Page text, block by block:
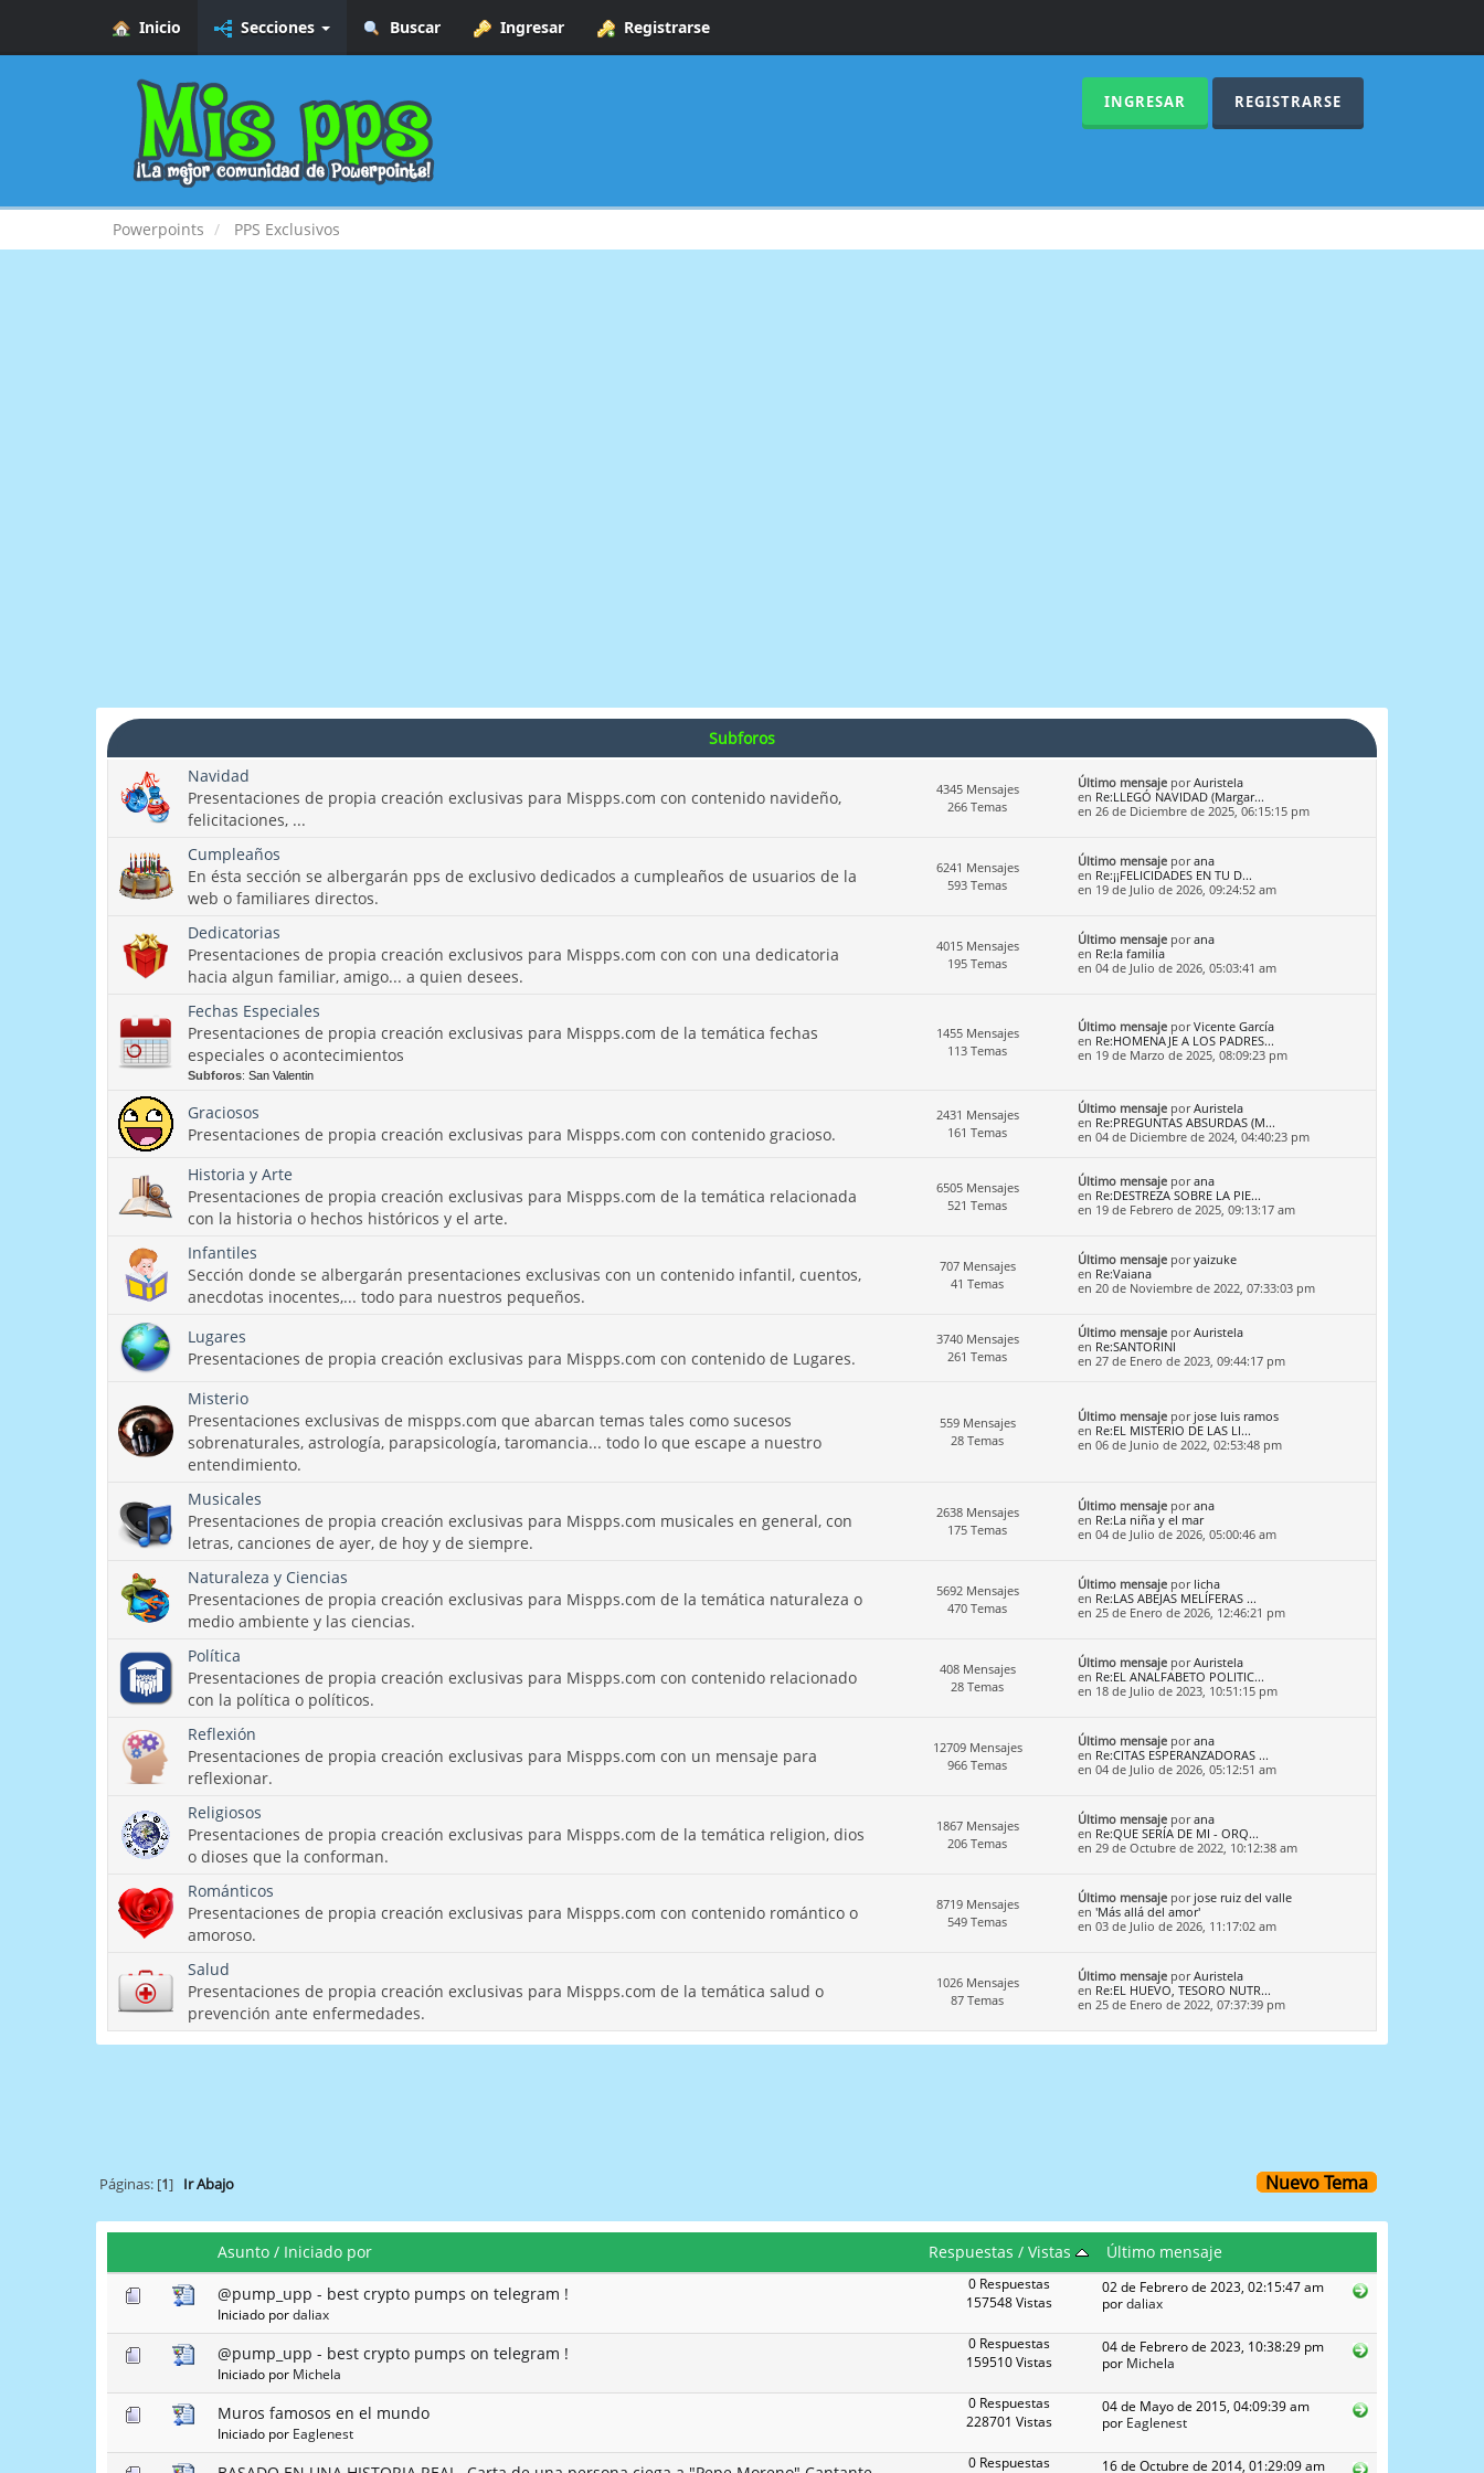
Inicio Secciones Buscar Ingresar Registrarse
INGRESAR REGISTRARSE
Powerpoints PPS Exclusivos
Subforos
Navidad
Presentaciones de propia creación exclusivas para Mispps.com con contenido navideño,
felicitaciones, ...
4345 Mensajes
266 Temas
Último mensaje porAuristela
en Re:LLEGÓ NAVIDAD (Margar...
en 26 de Diciembre de 2025, 06:15:15 pm
Cumpleaños
En ésta sección se albergarán pps de exclusivo dedicados a cumpleaños de usuarios de la
web o familiares directos.
6241 Mensajes
593 Temas
Último mensaje porana
en Re:¡¡FELICIDADES EN TU D...
en 19 de Julio de 2026, 09:24:52 am
Dedicatorias
Presentaciones de propia creación exclusivos para Mispps.com con con una dedicatoria
hacia algun familiar, amigo... a quien desees.
4015 Mensajes
195 Temas
Último mensaje porana
en Re:la familia
en 04 de Julio de 2026, 05:03:41 am
Fechas Especiales
Presentaciones de propia creación exclusivas para Mispps.com de la temática fechas
especiales o acontecimientos
Subforos: San Valentin
1455 Mensajes
113 Temas
Último mensaje porVicente García
en Re:HOMENAJE A LOS PADRES...
en 19 de Marzo de 2025, 08:09:23 pm
Graciosos
Presentaciones de propia creación exclusivas para Mispps.com con contenido gracioso.
2431 Mensajes
161 Temas
Último mensaje porAuristela
en Re:PREGUNTAS ABSURDAS (M...
en 04 de Diciembre de 2024, 04:40:23 pm
Historia y Arte
Presentaciones de propia creación exclusivas para Mispps.com de la temática relacionada
con la historia o hechos históricos y el arte.
6505 Mensajes
521 Temas
Último mensaje porana
en Re:DESTREZA SOBRE LA PIE...
en 19 de Febrero de 2025, 09:13:17 am
Infantiles
Sección donde se albergarán presentaciones exclusivas con un contenido infantil, cuentos,
anecdotas inocentes,... todo para nuestros pequeños.
707 Mensajes
41 Temas
Último mensaje poryaizuke
en Re:Vaiana
en 20 de Noviembre de 2022, 07:33:03 pm
Lugares
Presentaciones de propia creación exclusivas para Mispps.com con contenido de Lugares.
3740 Mensajes
261 Temas
Último mensaje porAuristela
en Re:SANTORINI
en 27 de Enero de 2023, 09:44:17 pm
Misterio
Presentaciones exclusivas de mispps.com que abarcan temas tales como sucesos
sobrenaturales, astrología, parapsicología, taromancia... todo lo que escape a nuestro
entendimiento.
559 Mensajes
28 Temas
Último mensaje por jose luis ramos
en Re:EL MISTERIO DE LAS LI...
en 06 de Junio de 2022, 02:53:48 pm
Musicales
Presentaciones de propia creación exclusivas para Mispps.com musicales en general, con
letras, canciones de ayer, de hoy y de siempre.
2638 Mensajes
175 Temas
Último mensaje porana
en Re:La niña y el mar
en 04 de Julio de 2026, 05:00:46 am
Naturaleza y Ciencias
Presentaciones de propia creación exclusivas para Mispps.com de la temática naturaleza o
medio ambiente y las ciencias.
5692 Mensajes
470 Temas
Último mensaje por licha
en Re:LAS ABEJAS MELÍFERAS ...
en 25 de Enero de 2026, 12:46:21 pm
Política
Presentaciones de propia creación exclusivas para Mispps.com con contenido relacionado
con la política o políticos.
408 Mensajes
28 Temas
Último mensaje porAuristela
en Re:EL ANALFABETO POLITIC...
en 18 de Julio de 2023, 10:51:15 pm
Reflexión
Presentaciones de propia creación exclusivas para Mispps.com con un mensaje para
reflexionar.
12709 Mensajes
966 Temas
Último mensaje porana
en Re:CITAS ESPERANZADORAS ...
en 04 de Julio de 2026, 05:12:51 am
Religiosos
Presentaciones de propia creación exclusivas para Mispps.com de la temática religion, dios
o dioses que la conforman.
1867 Mensajes
206 Temas
Último mensaje porana
en Re:QUE SERÍA DE MI - ORQ...
en 29 de Octubre de 2022, 10:12:38 am
Románticos
Presentaciones de propia creación exclusivas para Mispps.com con contenido romántico o
amoroso.
8719 Mensajes
549 Temas
Último mensaje por jose ruiz del valle
en 'Más allá del amor'
en 03 de Julio de 2026, 11:17:02 am
Salud
Presentaciones de propia creación exclusivas para Mispps.com de la temática salud o
prevención ante enfermedades.
1026 Mensajes
87 Temas
Último mensaje porAuristela
en Re:EL HUEVO, TESORO NUTR...
en 25 de Enero de 2022, 07:37:39 pm
Páginas: [1] Ir Abajo Nuevo Tema
Asunto / Iniciado por Respuestas / Vistas
Último mensaje
@pump_upp - best crypto pumps on telegram !
Iniciado pordaliax
0 Respuestas
157548 Vistas
02 de Febrero de 2023, 02:15:47 am
pordaliax
@pump_upp - best crypto pumps on telegram !
Iniciado por Michela
0 Respuestas
159510 Vistas
04 de Febrero de 2023, 10:38:29 pm
por Michela
Muros famosos en el mundo
Iniciado por Eaglenest
0 Respuestas
228701 Vistas
04 de Mayo de 2015, 04:09:39 am
por Eaglenest
0 Respuestas
16 de Octubre de 2014, 01:29:09 am